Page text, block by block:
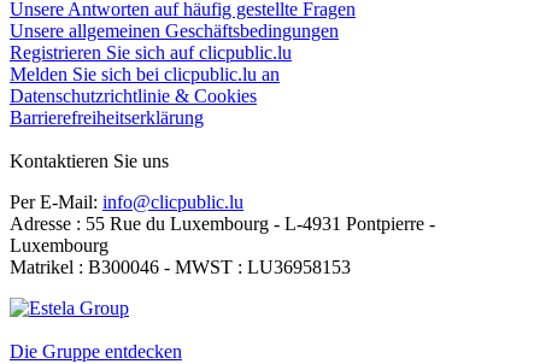
Unsere Antworten auf häufig gestellte Fragen
Unsere allgemeinen Geschäftsbedingungen
Registrieren Sie sich auf clicpublic.lu
Melden Sie sich bei clicpublic.lu an
Datenschutzrichtlinie & Cookies
Barrierefreiheitserklärung
Kontaktieren Sie uns
Per E-Mail: info@clicpublic.lu
Adresse : 55 Rue du Luxembourg - L-4931 Pontpierre -
Luxembourg
Matrikel : B300046 - MWST : LU36958153
Die Gruppe entdecken